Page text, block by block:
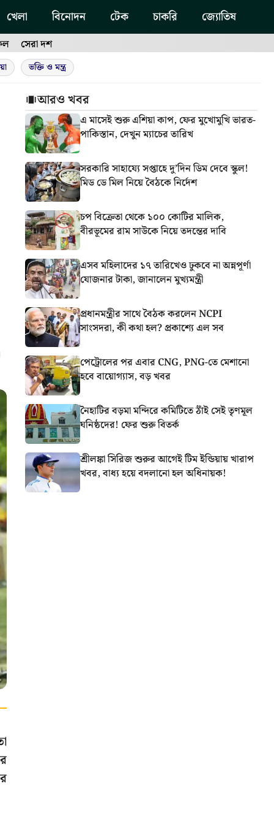
খেলা বিনোদন টেক চাকরি জ্যোতিষ
সেরা দশ
ভক্তি ও মন্ত্র
আরও খবর
এ মাসেই শুরু এশিয়া কাপ, ফের মুখোমুখি ভারত-
পাকিস্তান, দেখুন ম্যাচের তারিখ
সরকারি সাহায্যে সপ্তাহে দু’দিন ডিম দেবে স্কুল!
মিড ডে মিল নিয়ে বৈঠকে নির্দেশ
চপ বিক্রেতা থেকে ১০০ কোটির মালিক,
বীরভূমের রাম সাউকে নিয়ে তদন্তের দাবি
এসব মহিলাদের ১৭ তারিখেও ঢুকবে না অন্নপূর্ণা
যোজনার টাকা, জানালেন মুখ্যমন্ত্রী
প্রধানমন্ত্রীর সাথে বৈঠক করলেন NCPI
সাংসদরা, কী কথা হল? প্রকাশ্যে এল সব
পেট্রোলের পর এবার CNG, PNG-তে মেশানো
হবে বায়োগ্যাস, বড় খবর
নৈহাটির বড়মা মন্দিরে কমিটিতে ঠাঁই সেই তৃণমূল
ঘনিষ্ঠদের! ফের শুরু বিতর্ক
শ্রীলঙ্কা সিরিজ শুরুর আগেই টিম ইন্ডিয়ায় খারাপ
খবর, বাধ্য হয়ে বদলানো হল অধিনায়ক!